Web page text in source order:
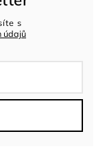
s
údajů